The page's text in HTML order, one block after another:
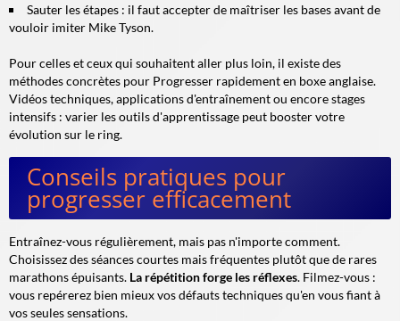
Sauter les étapes : il faut accepter de maîtriser les bases avant de
vouloir imiter Mike Tyson.
Pour celles et ceux qui souhaitent aller plus loin, il existe des
méthodes concrètes pour Progresser rapidement en boxe anglaise.
Vidéos techniques, applications d'entraînement ou encore stages
intensifs : varier les outils d'apprentissage peut booster votre
évolution sur le ring.
Conseils pratiques pour
progresser efficacement
Entraînez-vous régulièrement, mais pas n'importe comment.
Choisissez des séances courtes mais fréquentes plutôt que de rares
marathons épuisants. La répétition forge les réflexes. Filmez-vous :
vous repérerez bien mieux vos défauts techniques qu'en vous fiant à
vos seules sensations.